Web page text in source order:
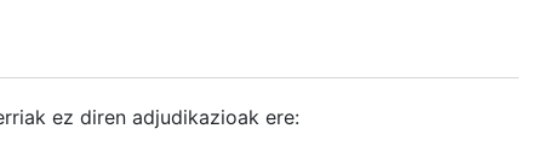
ez diren adjudikazioak ere: